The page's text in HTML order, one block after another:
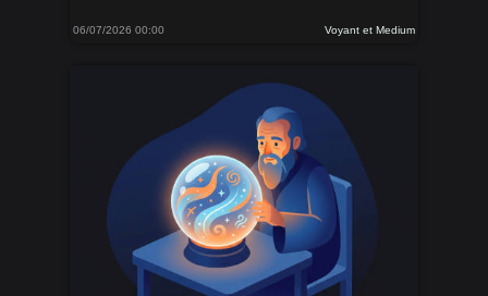
06/07/2026 00:00 Voyant et Medium